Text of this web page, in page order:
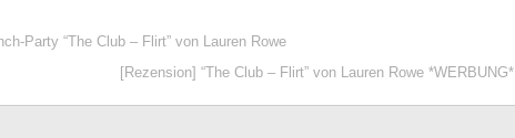
Party “The Club – Flirt” von Lauren Rowe
[Rezension] “The Club – Flirt” von Lauren Rowe *WERBUNG*